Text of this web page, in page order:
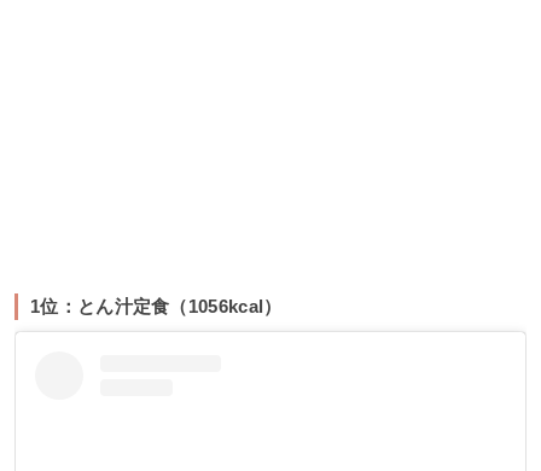
1位：とん汁定食（1056kcal）